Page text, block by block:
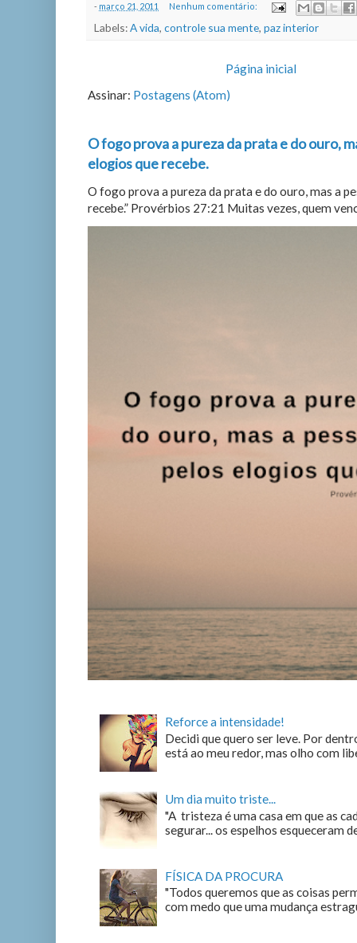
- março 21, 2011 Nenhum comentário:
Labels:A vida, controle sua mente, paz interior
Página inicial
Assinar: Postagens (Atom)
O fogo prova a pureza da prata e do ouro,
elogios que recebe.
O fogo prova a pureza da prata e do ouro, mas a
recebe.” Provérbios 27:21 Muitas vezes, quem
Reforce a intensidade!
Decidi que quero ser leve. Por
está ao meu redor, mas olho com
Um dia muito triste...
"A tristeza é uma casa em que as
segurar... os espelhos esqueceram
FÍSICA DA PROCURA
"Todos queremos que as coisas
com medo que uma mudança